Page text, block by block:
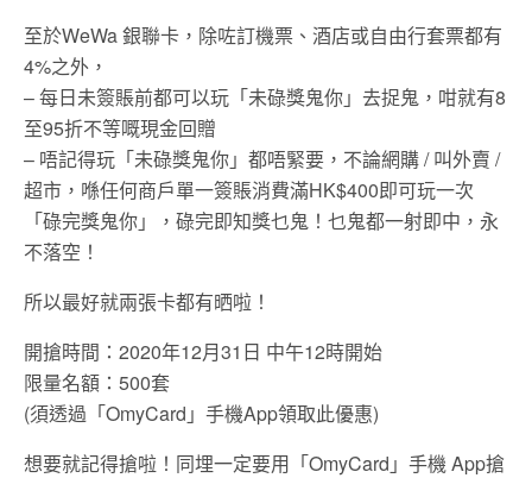
至於WeWa 銀聯卡，除咗訂機票、酒店或自由行套票都有
4%之外，
– 每日未簽賬前都可以玩「未碌獎鬼你」去捉鬼，咁就有8
至95折不等嘅現金回贈
– 唔記得玩「未碌獎鬼你」都唔緊要，不論網購 / 叫外賣 /
超市，喺任何商戶單一簽賬消費滿HK$400即可玩一次
「碌完獎鬼你」，碌完即知獎乜鬼！乜鬼都一射即中，永
不落空！
所以最好就兩張卡都有晒啦！
開搶時間：2020年12月31日 中午12時開始
限量名額：500套
(須透過「OmyCard」手機App領取此優惠)
想要就記得搶啦！同埋一定要用「OmyCard」手機 App搶